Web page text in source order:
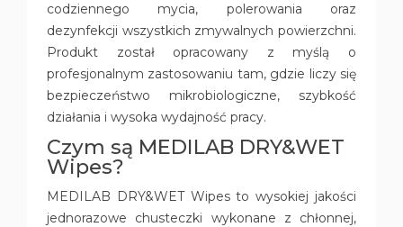
codziennego mycia, polerowania oraz
dezynfekcji wszystkich zmywalnych powierzchni.
Produkt został opracowany z myślą o
profesjonalnym zastosowaniu tam, gdzie liczy się
bezpieczeństwo mikrobiologiczne, szybkość
działania i wysoka wydajność pracy.
Czym są MEDILAB DRY&WET
Wipes?
MEDILAB DRY&WET Wipes to wysokiej jakości
jednorazowe chusteczki wykonane z chłonnej,